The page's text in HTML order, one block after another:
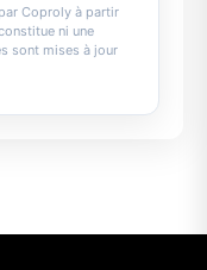
Coproly à partir
ni une
sont mises à jour